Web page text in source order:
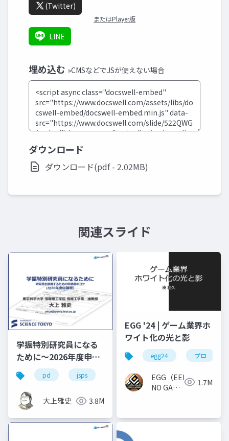
(Twitter)
またはPlayer版
LINE
埋め込む »CMSなどでJSが使えない場合
ダウンロード
ダウンロード(pdf - 2.02MB)
関連スライド
学振特別研究員になる
ために～2026年度申請
版
pd jsps dc1
大上雅史 3.8M
EGG '24 | ゲーム業界ホ
ワイト化の光と影
egg24 プロ
EGG（EEKANJI
NO GAME
1.7M